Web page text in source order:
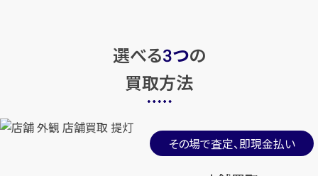
選べる3つの
買取方法
その場で査定、即現金払い